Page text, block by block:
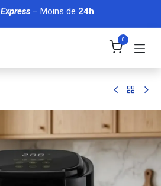
Express– Moins de 24h
0